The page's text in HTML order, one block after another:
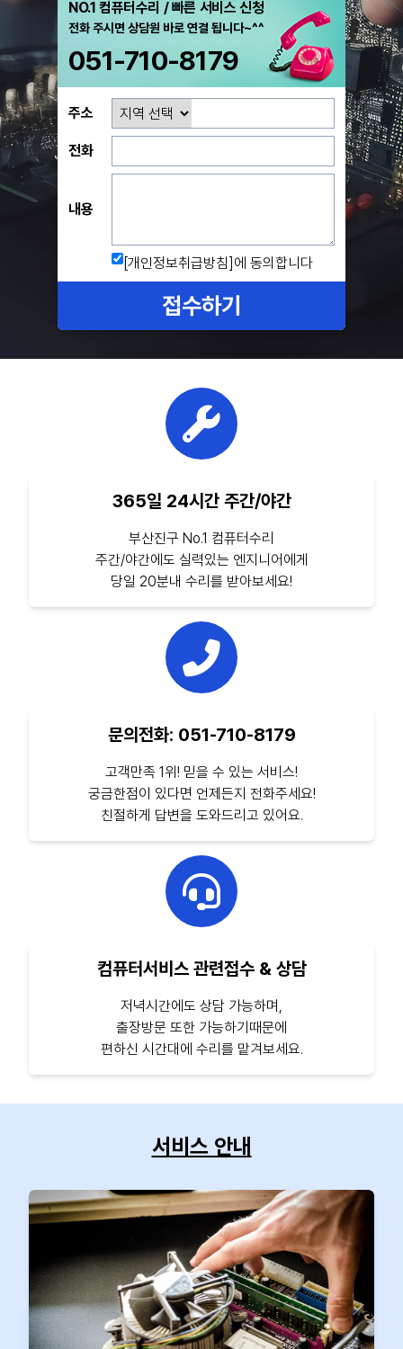
NO.1 컴퓨터수리 / 빠른 서비스 신청
전화 주시면 상담원 바로 연결 됩니다~^^
051-710-8179
주소
전화
내용
[개인정보취급방침] 에 동의합니다
접수하기
365일 24시간 주간/야간
부산진구 No.1 컴퓨터수리
주간/야간에도 실력있는 엔지니어에게
당일 20분내 수리를 받아보세요!
문의전화: 051-710-8179
고객만족 1위! 믿을 수 있는 서비스!
궁금한점이 있다면 언제든지 전화주세요!
친절하게 답변을 도와드리고 있어요.
컴퓨터서비스 관련접수 & 상담
저녁시간에도 상담 가능하며,
출장방문 또한 가능하기때문에
편하신 시간대에 수리를 맡겨보세요.
서비스 안내